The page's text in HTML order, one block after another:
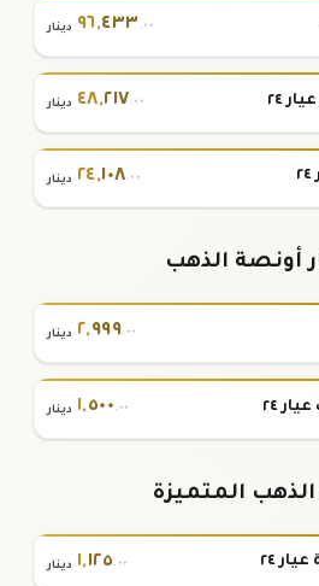
٩٦,٤٣٣.٠٠ دينار
٢٤ ٤٨,٢١٧.٠٠ دينار
٢٤,١٠٨.٠٠ دينار
أونصة الذهب
٢,٩٩٩.٠٠ دينار
٢٤ ١,٥٠٠.٠٠ دينار
المتميزة
١,١٢٥.٠٠ دينار